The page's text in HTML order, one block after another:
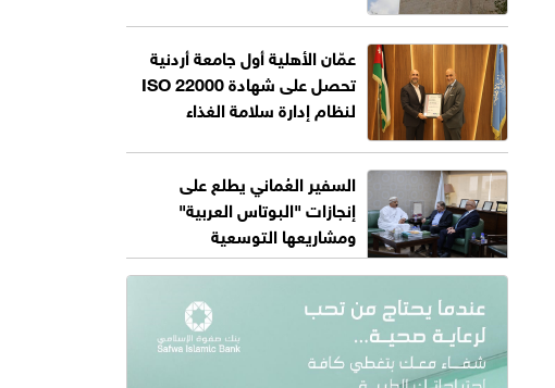
عمّان الأهلية أول جامعة أردنية
تحصل على شهادة ISO 22000
لنظام إدارة سلامة الغذاء
السفير العُماني يطلع على
إنجازات "البوتاس العربية"
ومشاريعها التوسعية